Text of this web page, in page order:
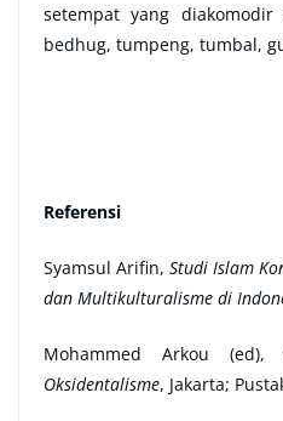
setempat yang
bedhug, tumpeng, tumbal,
Referensi
Syamsul Arifin, Studi Islam
dan Multikulturalisme di
Mohammed Arkou (ed),
Oksidentalisme, Jakarta;